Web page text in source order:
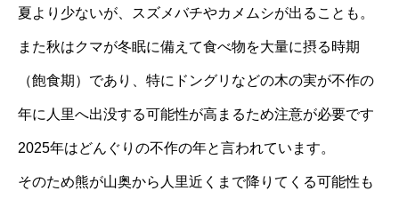
夏より少ないが、スズメバチやカメムシが出ることも。
また秋はクマが冬眠に備えて食べ物を大量に摂る時期
（飽食期）であり、特にドングリなどの木の実が不作の
年に人里へ出没する可能性が高まるため注意が必要です
2025年はどんぐりの不作の年と言われています。
そのため熊が山奥から人里近くまで降りてくる可能性も